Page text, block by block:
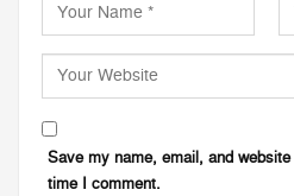
Save my name, email, and
time I comment.